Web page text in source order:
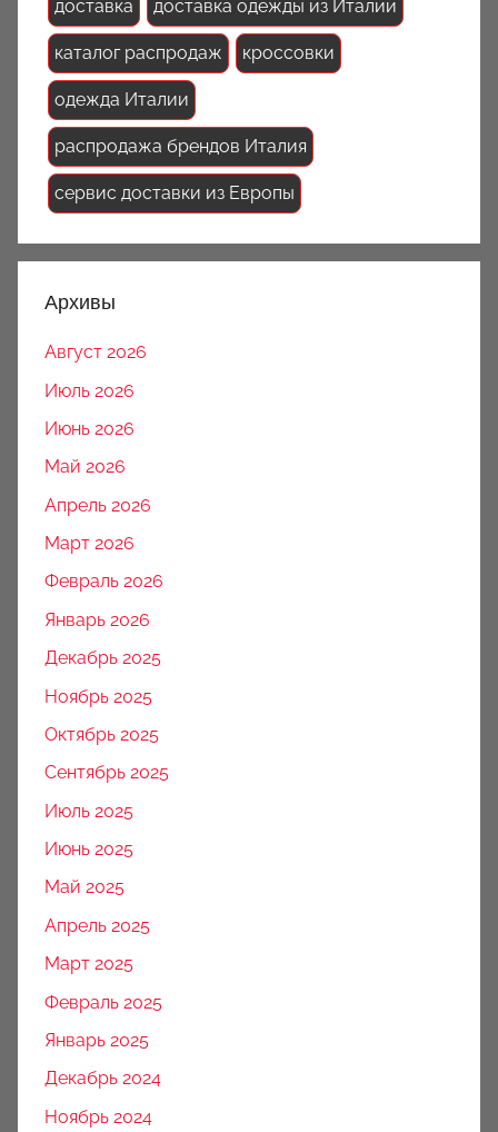
доставка доставка одежды из Италии
каталог распродаж кроссовки
одежда Италии
распродажа брендов Италия
сервис доставки из Европы
Архивы
Август 2026
Июль 2026
Июнь 2026
Май 2026
Апрель 2026
Март 2026
Февраль 2026
Январь 2026
Декабрь 2025
Ноябрь 2025
Октябрь 2025
Сентябрь 2025
Июль 2025
Июнь 2025
Май 2025
Апрель 2025
Март 2025
Февраль 2025
Январь 2025
Декабрь 2024
Ноябрь 2024